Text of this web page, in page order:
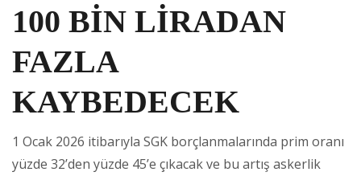
100 BİN LİRADAN
FAZLA
KAYBEDECEK
1 Ocak 2026 itibarıyla SGK borçlanmalarında prim oranı
yüzde 32’den yüzde 45’e çıkacak ve bu artış askerlik